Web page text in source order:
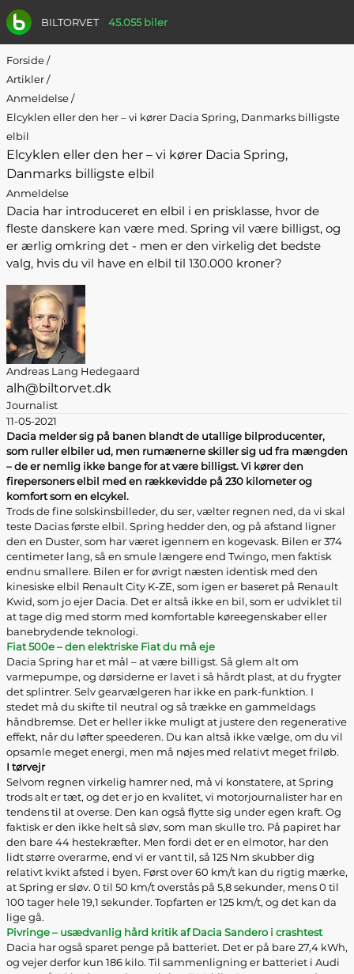
BILTORVET 45.055 biler
Forside/
Artikler/
Anmeldelse/
Elcyklen eller den her – vi kører Dacia Spring, Danmarks billigste
elbil
Elcyklen eller den her – vi kører Dacia Spring,
Danmarks billigste elbil
Anmeldelse
Dacia har introduceret en elbil i en prisklasse, hvor de
fleste danskere kan være med. Spring vil være billigst, og
er ærlig omkring det - men er den virkelig det bedste
valg, hvis du vil have en elbil til 130.000 kroner?
Andreas Lang Hedegaard
alh@biltorvet.dk
Journalist
11-05-2021
Dacia melder sig på banen blandt de utallige bilproducenter,
som ruller elbiler ud, men rumænerne skiller sig ud fra mængden
– de er nemlig ikke bange for at være billigst. Vi kører den
firepersoners elbil med en rækkevidde på 230 kilometer og
komfort som en elcykel.
Trods de fine solskinsbilleder, du ser, vælter regnen ned, da vi skal
teste Dacias første elbil. Spring hedder den, og på afstand ligner
den en Duster, som har været igennem en kogevask. Bilen er 374
centimeter lang, så en smule længere end Twingo, men faktisk
endnu smallere. Bilen er for øvrigt næsten identisk med den
kinesiske elbil Renault City K-ZE, som igen er baseret på Renault
Kwid, som jo ejer Dacia. Det er altså ikke en bil, som er udviklet til
at tage dig med storm med komfortable køreegenskaber eller
banebrydende teknologi.
Fiat 500e – den elektriske Fiat du må eje
Dacia Spring har et mål – at være billigst. Så glem alt om
varmepumpe, og dørsiderne er lavet i så hårdt plast, at du frygter
det splintrer. Selv gearvælgeren har ikke en park-funktion. I
stedet må du skifte til neutral og så trække en gammeldags
håndbremse. Det er heller ikke muligt at justere den regenerative
effekt, når du løfter speederen. Du kan altså ikke vælge, om du vil
opsamle meget energi, men må nøjes med relativt meget friløb.
I tørvejr
Selvom regnen virkelig hamrer ned, må vi konstatere, at Spring
trods alt er tæt, og det er jo en kvalitet, vi motorjournalister har en
tendens til at overse. Den kan også flytte sig under egen kraft. Og
faktisk er den ikke helt så sløv, som man skulle tro. På papiret har
den bare 44 hestekræfter. Men fordi det er en elmotor, har den
lidt større overarme, end vi er vant til, så 125 Nm skubber dig
relativt kvikt afsted i byen. Først over 60 km/t kan du rigtig mærke,
at Spring er sløv. 0 til 50 km/t overstås på 5,8 sekunder, mens 0 til
100 tager hele 19,1 sekunder. Topfarten er 125 km/t, og det kan da
lige gå.
Pivringe – usædvanlig hård kritik af Dacia Sandero i crashtest
Dacia har også sparet penge på batteriet. Det er på bare 27,4 kWh,
og vejer derfor kun 186 kilo. Til sammenligning er batteriet i Audi